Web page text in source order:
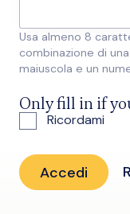
Usa almeno 8
combinazione di
maiuscola e un
Only fill in if
Ricordami